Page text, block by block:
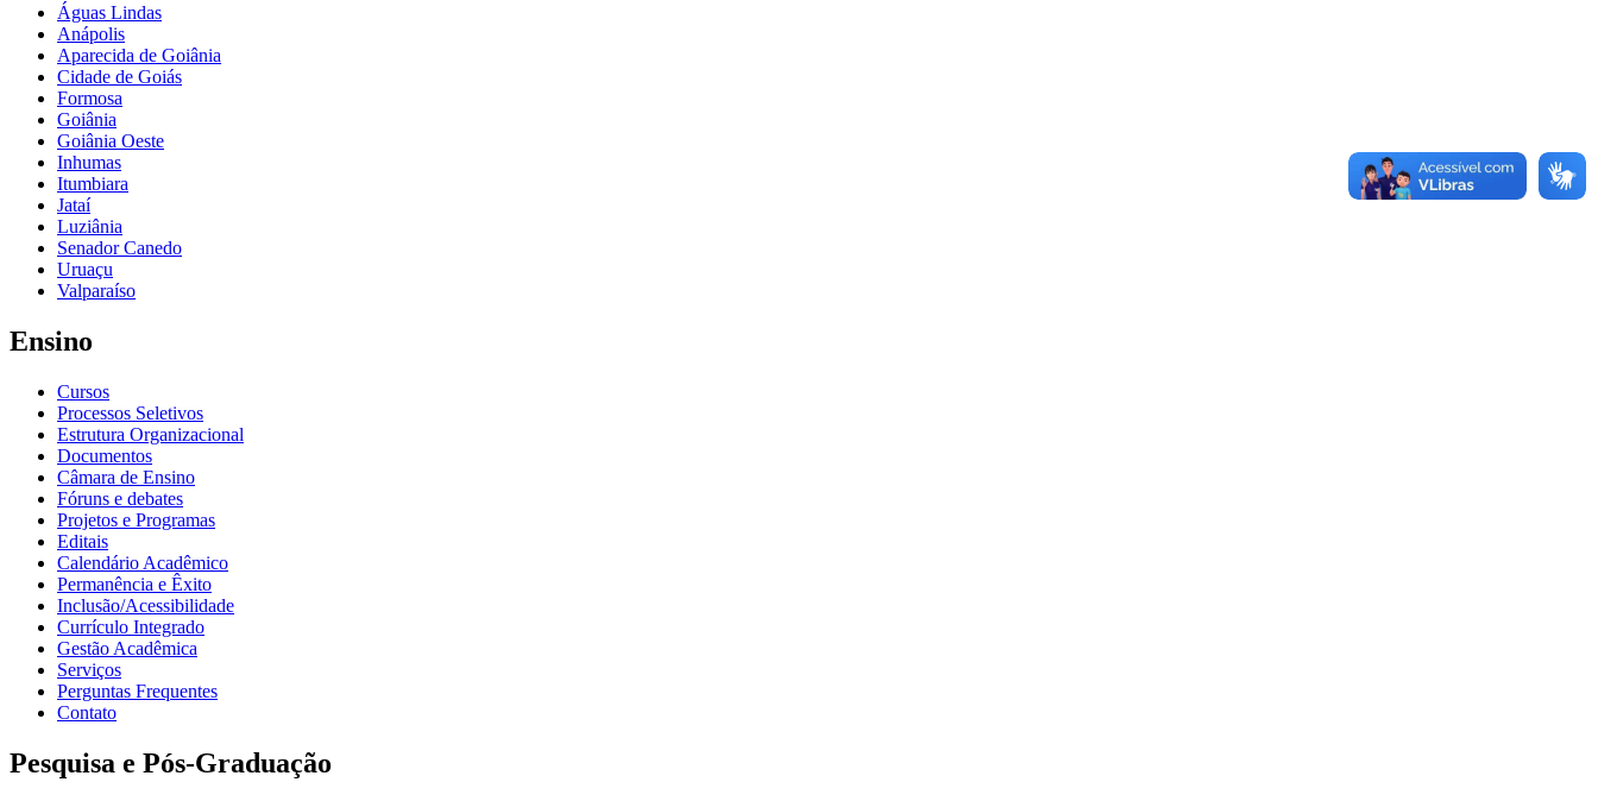
Águas Lindas
Anápolis
Aparecida de Goiânia
Cidade de Goiás
Formosa
Goiânia
Goiânia Oeste
Inhumas
Itumbiara
Jataí
Luziânia
Senador Canedo
Uruaçu
Valparaíso
Ensino
Cursos
Processos Seletivos
Estrutura Organizacional
Documentos
Câmara de Ensino
Fóruns e debates
Projetos e Programas
Editais
Calendário Acadêmico
Permanência e Êxito
Inclusão/Acessibilidade
Currículo Integrado
Gestão Acadêmica
Serviços
Perguntas Frequentes
Contato
Pesquisa e Pós-Graduação